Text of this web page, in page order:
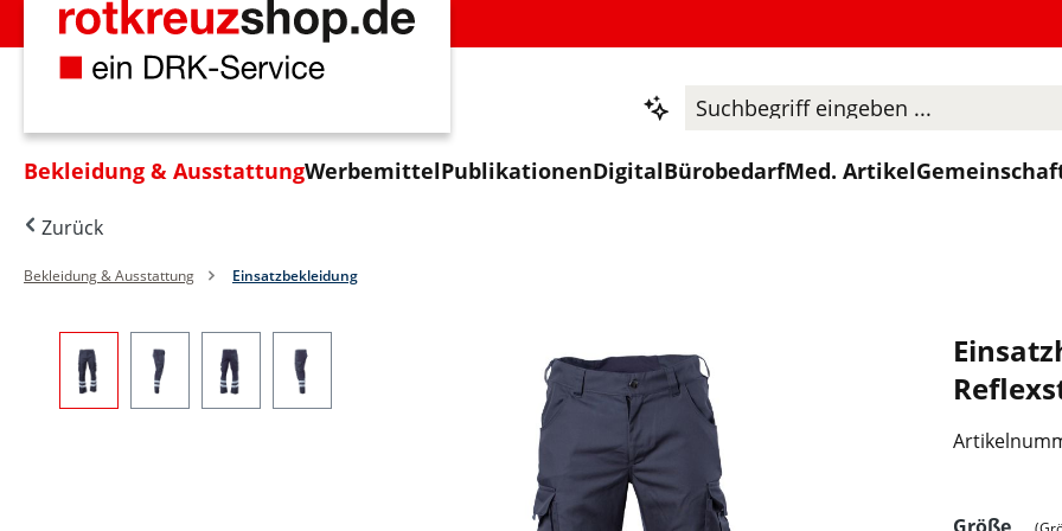
Hauptinhalt springen
Zur Suche springen
Zur Hauptnavigation springen
Bekleidung & AusstattungWerbemittelPublikationenDigitalBürobedarfMed. Artikel
Zurück
Bekleidung & Ausstattung Einsatzbekleidung
Bildergalerie überspringen